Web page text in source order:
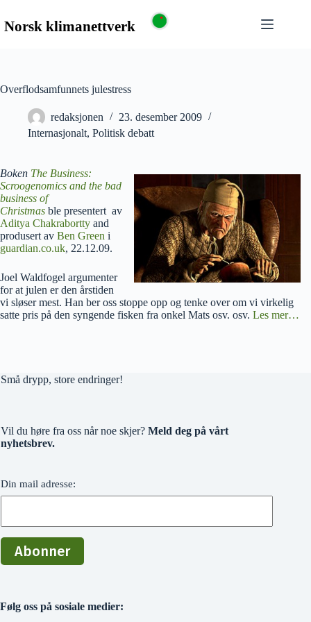
Overflodsamfunnets julestress
redaksjonen
23. desember 2009
Internasjonalt, Politisk debatt
Boken The Business:
Scroogenomics and the bad
business of
Christmas ble presentert av
Aditya Chakrabortty and
produsert av Ben Green i
guardian.co.uk, 22.12.09.
Joel Waldfogel argumenter
for at julen er den årstiden
vi sløser mest. Han ber oss stoppe opp og tenke over om vi virkelig
satte pris på den syngende fisken fra onkel Mats osv. osv. Les mer…
Små drypp, store endringer!
Vil du høre fra oss når noe skjer? Meld deg på vårt
nyhetsbrev.
Din mail adresse:
Følg oss på sosiale medier: